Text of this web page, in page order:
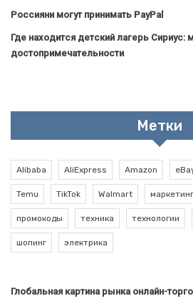
Россияни могут принимать PayPal
Где находится детский лагерь Сириус:
достопримечательности
Метки
Alibaba AliExpress Amazon
Temu TikTok Walmart маркетинг
промокоды техника технологии
шопинг электрика
Глобальная картина рынка онлайн-